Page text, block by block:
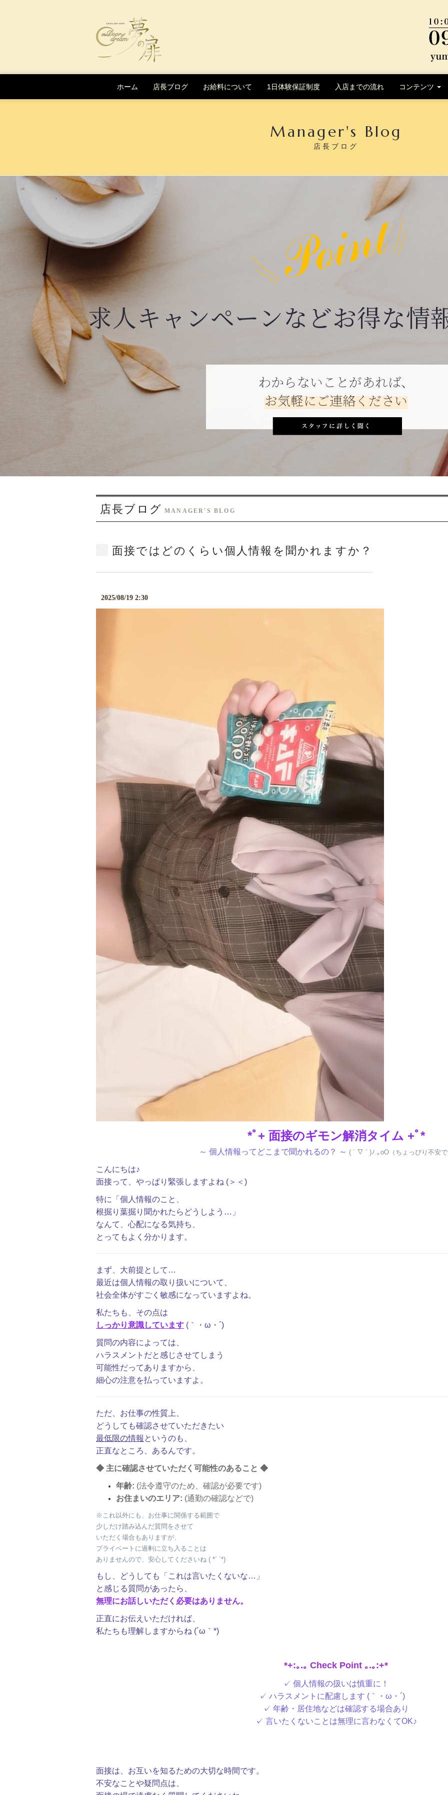
ホーム 店長ブログ お給料について 1日体験保証制度 入店までの流れ コンテンツ
Manager's Blog
店長ブログ
わからないことがあれば、
お気軽にご連絡ください
求人キャンペーンなどお得な情
店長ブログ MANAGER'S BLOG
面接ではどのくらい個人情報を聞かれますか？
2025/08/19 2:30
*ﾟ+ 面接のギモン解消タイム +ﾟ*
～ 個人情報ってどこまで聞かれるの？ ～ ( ´ ▽ ` )ﾉ.｡oO（ちょっぴり不安で
こんにちは♪
面接って、やっぱり緊張しますよね (＞＜)
特に「個人情報のこと、
根掘り葉掘り聞かれたらどうしよう…」
なんて、心配になる気持ち、
とってもよく分かります。
まず、大前提として…
最近は個人情報の取り扱いについて、
社会全体がすごく敏感になっていますよね。
私たちも、その点は
しっかり意識しています (｀・ω・´)ゞ
質問の内容によっては、
ハラスメントだと感じさせてしまう
可能性だってありますから、
細心の注意を払っていますよ。
ただ、お仕事の性質上、
どうしても確認させていただきたい
最低限の情報 というのも、
正直なところ、あるんです。
◆ 主に確認させていただく可能性のあること ◆
年齢: (法令遵守のため、確認が必要です)
お住まいのエリア: (通勤の確認などで)
※これ以外にも、お仕事に関係する範囲で
少しだけ踏み込んだ質問をさせて
いただく場合もありますが、
プライベートに過剰に立ち入ることは
ありませんので、安心してくださいね ( *´ `*)
もし、どうしても「これは言いたくないな…」
と感じる質問があったら、
無理にお話しいただく必要はありません。
正直にお伝えいただければ、
私たちも理解しますからね (´ω｀*)
*+:｡.｡ Check Point ｡.｡:+*
✓ 個人情報の扱いは慎重に！
✓ ハラスメントに配慮します (｀・ω・´)ゞ
✓ 年齢・居住地などは確認する場合あり
✓ 言いたくないことは無理に言わなくてOK♪
面接は、お互いを知るための大切な時間です。
不安なことや疑問点は、